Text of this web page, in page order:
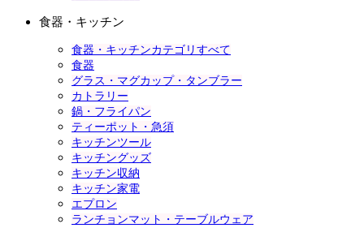
食器・キッチン
食器・キッチンカテゴリすべて
食器
グラス・マグカップ・タンブラー
カトラリー
鍋・フライパン
ティーポット・急須
キッチンツール
キッチングッズ
キッチン収納
キッチン家電
エプロン
ランチョンマット・テーブルウェア